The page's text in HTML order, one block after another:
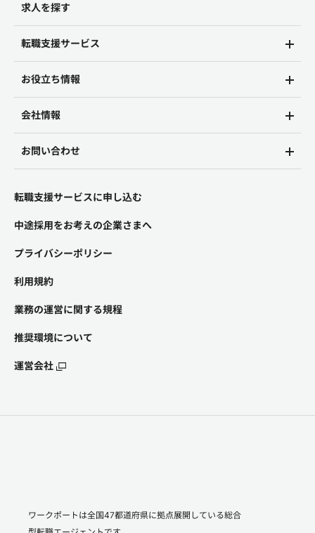
求人を探す
転職支援サービス
お役立ち情報
会社情報
お問い合わせ
転職支援サービスに申し込む
中途採用をお考えの企業さまへ
プライバシーポリシー
利用規約
業務の運営に関する規程
推奨環境について
運営会社
ワークポートは全国47都道府県に拠点展開している総合